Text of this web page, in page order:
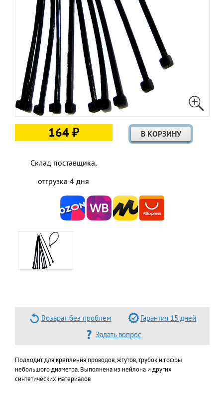
164 ₽
Склад поставщика,
отгрузка 4 дня
Возврат без проблем
Гарантия 15 дней
Задать вопрос
Подходит для крепления проводов, жгутов, трубок и гофры
небольшого диаметра. Выполнена из нейлона и других
синтетических материалов